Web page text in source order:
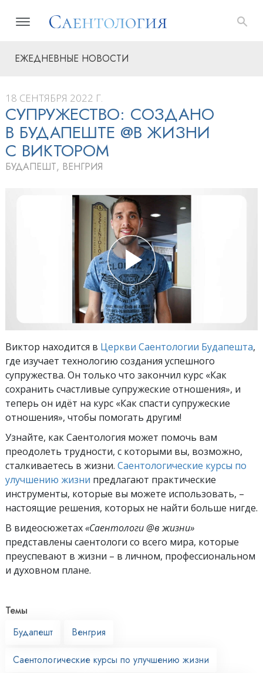
ЕЖЕДНЕВНЫЕ НОВОСТИ
18 СЕНТЯБРЯ 2022 Г.
СУПРУЖЕСТВО: СОЗДАНО
В БУДАПЕШТЕ @В ЖИЗНИ
С ВИКТОРОМ
БУДАПЕШТ, ВЕНГРИЯ
Виктор находится в Церкви Саентологии Будапешта,
где изучает технологию создания успешного
супружества. Он только что закончил курс «Как
сохранить счастливые супружеские отношения», и
теперь он идёт на курс «Как спасти супружеские
отношения», чтобы помогать другим!
Узнайте, как Саентология может помочь вам
преодолеть трудности, с которыми вы, возможно,
сталкиваетесь в жизни. Саентологические курсы по
улучшению жизни предлагают практические
инструменты, которые вы можете использовать, –
настоящие решения, которых не найти больше нигде.
В видеосюжетах«Саентологи @в жизни»
представлены саентологи со всего мира, которые
преуспевают в жизни – в личном, профессиональном
и духовном плане.
Темы
Будапешт
Венгрия
Саентологические курсы по улучшению жизни